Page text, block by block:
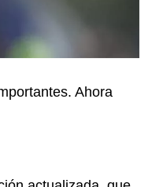
Ahora